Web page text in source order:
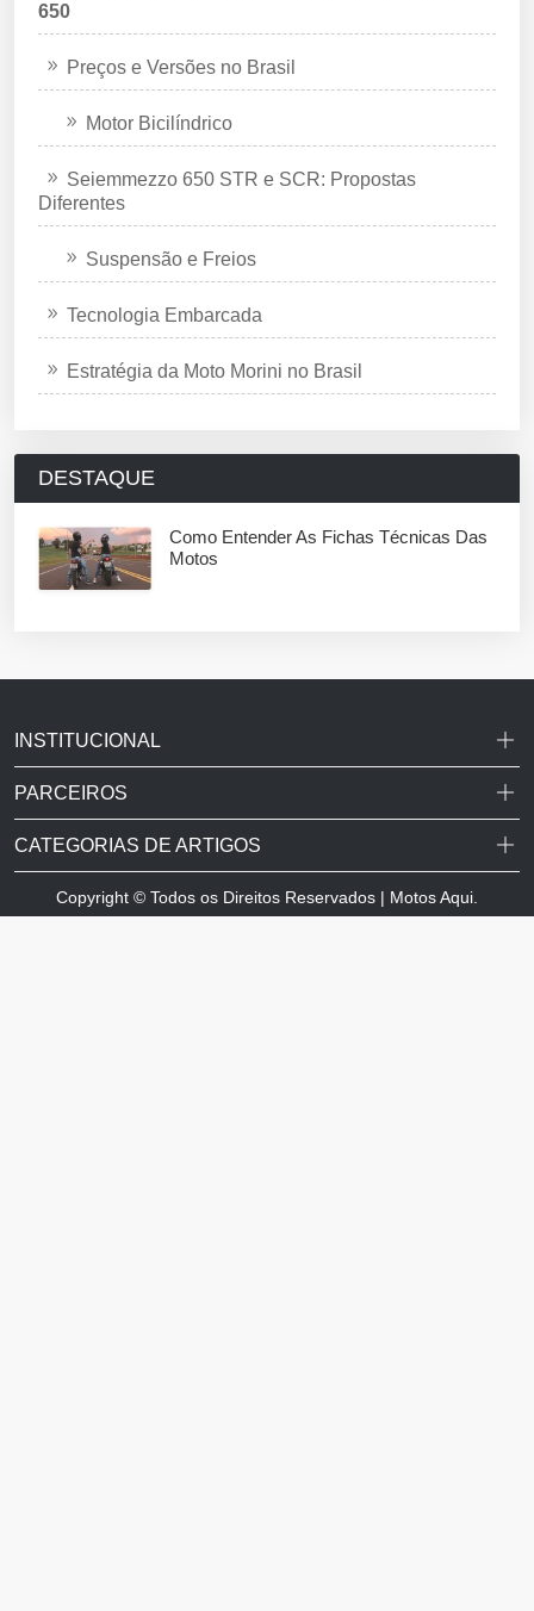
650
Preços e Versões no Brasil
Motor Bicilíndrico
Seiemmezzo 650 STR e SCR: Propostas
Diferentes
Suspensão e Freios
Tecnologia Embarcada
Estratégia da Moto Morini no Brasil
DESTAQUE
Como Entender As Fichas Técnicas Das
Motos
INSTITUCIONAL
PARCEIROS
CATEGORIAS DE ARTIGOS
Copyright © Todos os Direitos Reservados | Motos Aqui.